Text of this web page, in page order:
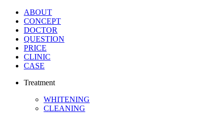
ABOUT
CONCEPT
DOCTOR
QUESTION
PRICE
CLINIC
CASE
Treatment
WHITENING
CLEANING